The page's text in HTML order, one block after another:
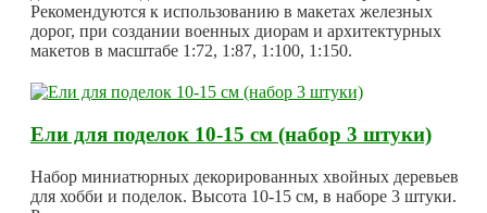
Рекомендуются к использованию в макетах железных
дорог, при создании военных диорам и архитектурных
макетов в масштабе 1:72, 1:87, 1:100, 1:150.
Ели для поделок 10-15 см (набор 3 штуки)
Набор миниатюрных декорированных хвойных деревьев
для хобби и поделок. Высота 10-15 см, в наборе 3 штуки.